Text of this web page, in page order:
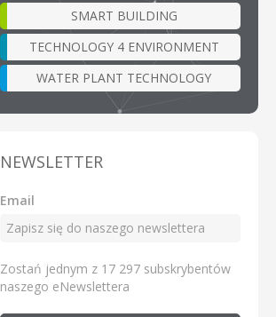
SMART BUILDING
TECHNOLOGY 4 ENVIRONMENT
WATER PLANT TECHNOLOGY
NEWSLETTER
Email
Zostań jednym z 17 297 subskrybentów
naszego eNewslettera